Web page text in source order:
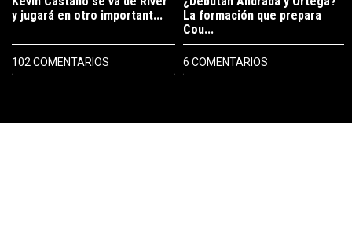
y jugará en otro important...
102 COMENTARIOS
La formación que prepara
Cou...
6 COMENTARIOS